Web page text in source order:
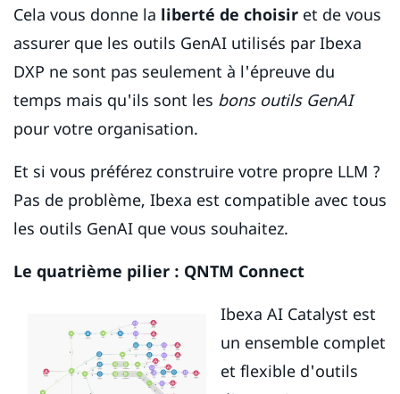
Cela vous donne la liberté de choisir et de vous
assurer que les outils GenAI utilisés par Ibexa
DXP ne sont pas seulement à l'épreuve du
temps mais qu'ils sont les bons outils GenAI
pour votre organisation.
Et si vous préférez construire votre propre LLM ?
Pas de problème, Ibexa est compatible avec tous
les outils GenAI que vous souhaitez.
Le quatrième pilier : QNTM Connect
Ibexa AI Catalyst est
un ensemble complet
et flexible d'outils